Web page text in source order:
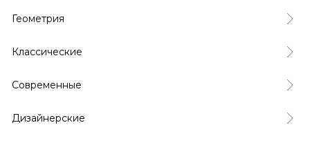
Геометрия
Классические
Современные
Дизайнерские